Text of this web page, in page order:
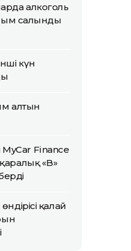
алкоголь
салынды
күн
алтын
MyCar Finance
«B»
қалай